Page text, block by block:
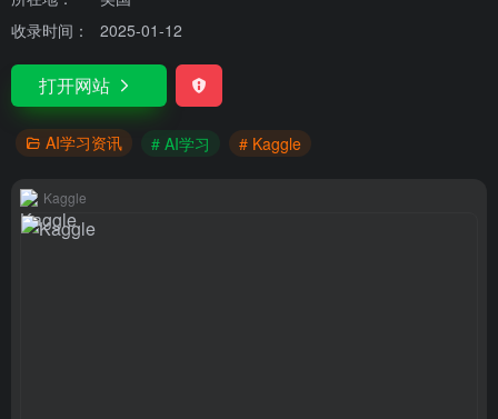
收录时间：
2025-01-12
打开网站
AI学习资讯 # AI学习 # Kaggle
Kaggle